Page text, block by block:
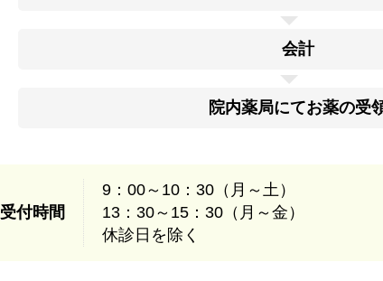
会計
院内薬局にてお薬の受
受付時間
9：00～10：30（月～土）
13：30～15：30（月～金）
休診日を除く